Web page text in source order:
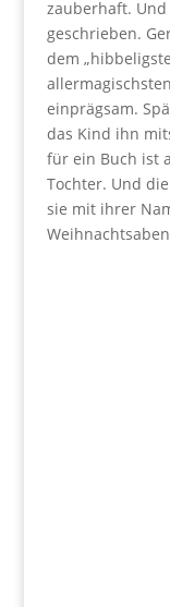
zauberhaft.
geschrieben.
dem
einprägsam.
das Kind ihn
für ein Buch ist
Tochter. Und
sie mit ihrer